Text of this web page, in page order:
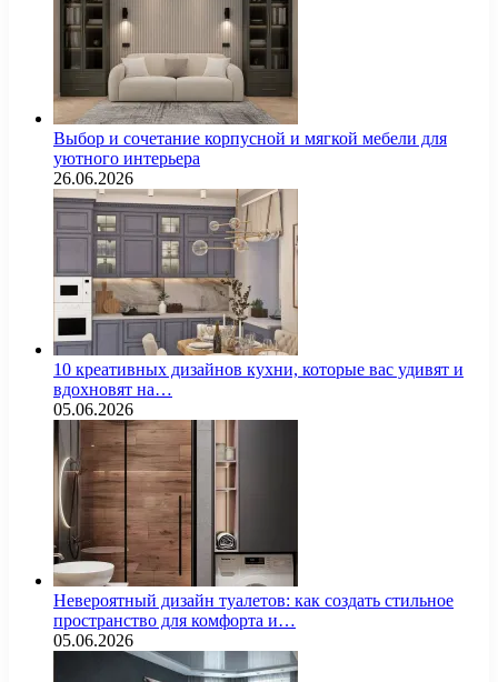
Выбор и сочетание корпусной и мягкой мебели для
уютного интерьера
26.06.2026
10 креативных дизайнов кухни, которые вас удивят и
вдохновят на…
05.06.2026
Невероятный дизайн туалетов: как создать стильное
пространство для комфорта и…
05.06.2026